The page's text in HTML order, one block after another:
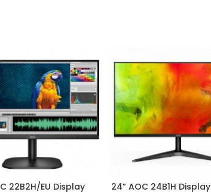
22B2H/EU Display 24” AOC 24B1H Display